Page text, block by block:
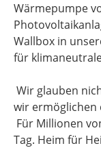
Wärmepumpe
Wallbox in
für
Wir glauben
wir ermöglichen
Für Millionen
Tag. Heim für